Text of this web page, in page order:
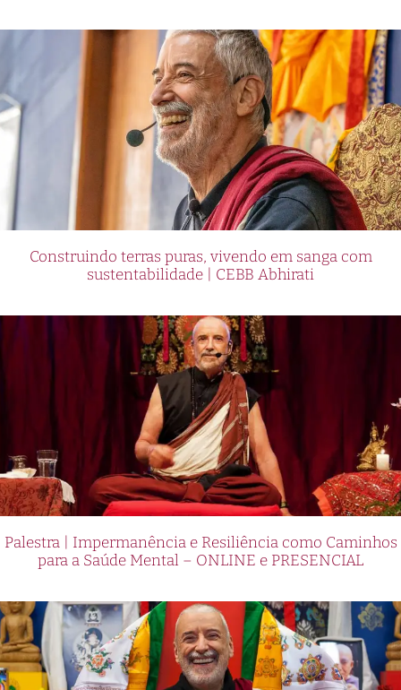
Construindo terras puras, vivendo em sanga com
sustentabilidade | CEBB Abhirati
Palestra | Impermanência e Resiliência como Caminhos
para a Saúde Mental – ONLINE e PRESENCIAL